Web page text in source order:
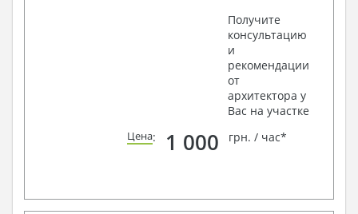
Получите
консультацию
и
рекомендации
от
архитектора у
Вас на участке
Цена: 1 000 грн. / час*